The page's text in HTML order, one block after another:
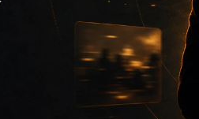
文章标题生成。如果采集内容
列。本页还加入常见问题和站
始建设页，重点承担栏目深度